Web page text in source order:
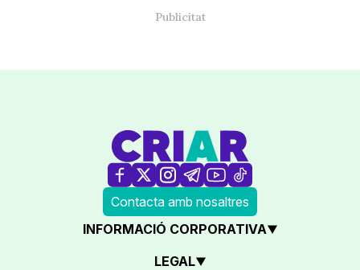
Contacta amb nosaltres
INFORMACIÓ CORPORATIVA
LEGAL